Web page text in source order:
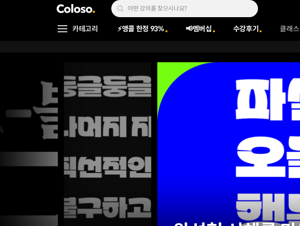
콜로소
Search Input
Coloso Menu
카테고리 ⚡앵콜 한정 93% 📢멤버십 수강후기 클래